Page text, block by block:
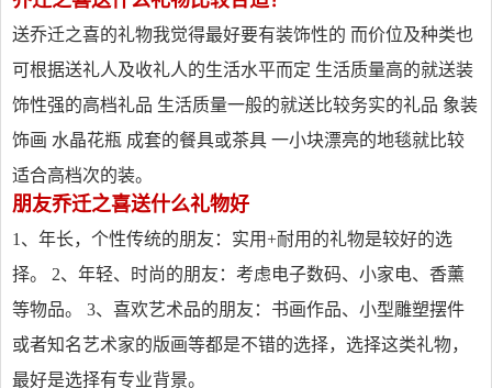
送乔迁之喜的礼物我觉得最好要有装饰性的 而价位及种类也
可根据送礼人及收礼人的生活水平而定 生活质量高的就送装
饰性强的高档礼品 生活质量一般的就送比较务实的礼品 象装
饰画 水晶花瓶 成套的餐具或茶具 一小块漂亮的地毯就比较
适合高档次的装。
朋友乔迁之喜送什么礼物好
1、年长，个性传统的朋友：实用+耐用的礼物是较好的选
择。 2、年轻、时尚的朋友：考虑电子数码、小家电、香薰
等物品。 3、喜欢艺术品的朋友：书画作品、小型雕塑摆件
或者知名艺术家的版画等都是不错的选择，选择这类礼物，
最好是选择有专业背景。